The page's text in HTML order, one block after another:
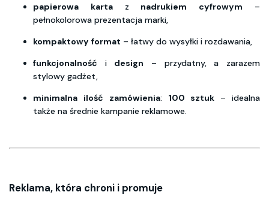
papierowa kartaz nadrukiem cyfrowym –
pełnokolorowa prezentacja marki,
kompaktowy format – łatwy do wysyłki i rozdawania,
funkcjonalność i design – przydatny, a zarazem
stylowy gadżet,
minimalna ilość zamówienia: 100 sztuk –idealna
także na średnie kampanie reklamowe.
Reklama, która chroni i promuje